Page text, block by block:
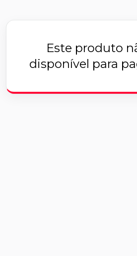
Este produto
disponível para